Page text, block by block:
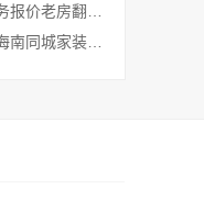
海南万赢饰家新建材海南同城家装免费勘测